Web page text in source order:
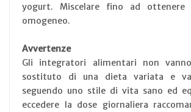
yogurt. Miscelare fino ad ottenere
omogeneo.
Avvertenze
Gli integratori alimentari non
sostituto di una dieta variata e
seguendo uno stile di vita sano ed
eccedere la dose giornaliera